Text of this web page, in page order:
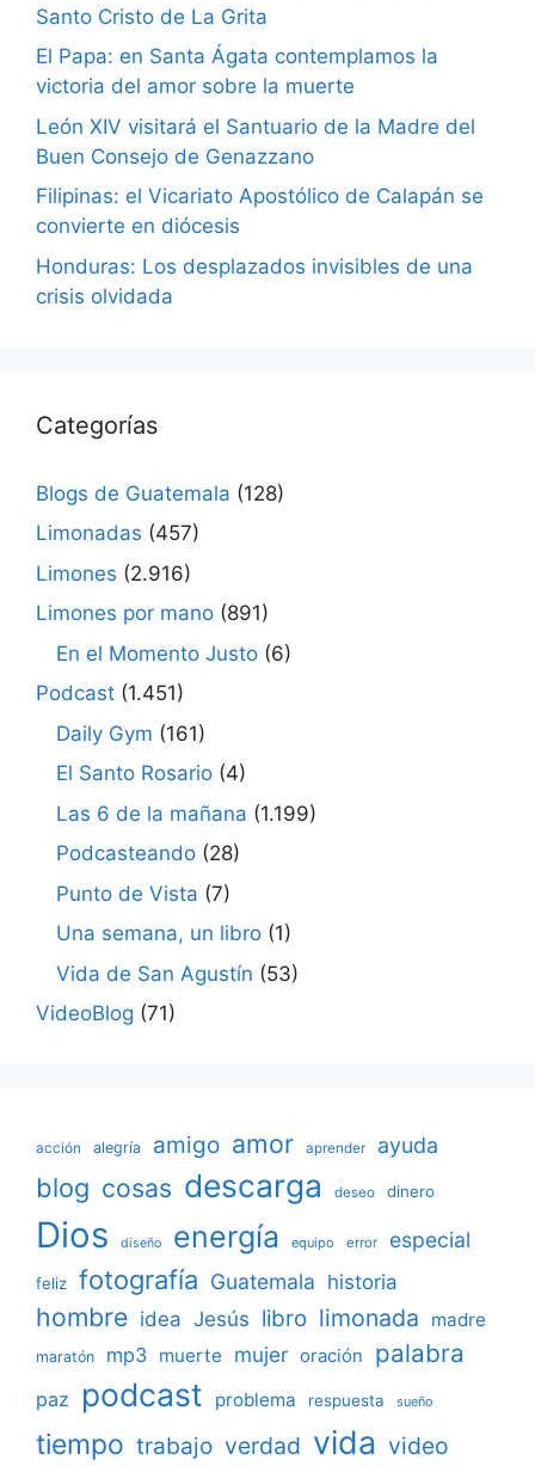
Santo Cristo de La Grita
El Papa: en Santa Ágata contemplamos la
victoria del amor sobre la muerte
León XIV visitará el Santuario de la Madre del
Buen Consejo de Genazzano
Filipinas: el Vicariato Apostólico de Calapán se
convierte en diócesis
Honduras: Los desplazados invisibles de una
crisis olvidada
Categorías
Blogs de Guatemala (128)
Limonadas (457)
Limones (2.916)
Limones por mano (891)
En el Momento Justo (6)
Podcast (1.451)
Daily Gym (161)
El Santo Rosario (4)
Las 6 de la mañana (1.199)
Podcasteando (28)
Punto de Vista (7)
Una semana, un libro (1)
Vida de San Agustín (53)
VideoBlog (71)
acción alegría amigo amor aprender ayuda
blog cosas descarga deseo dinero
Dios diseño energía equipo error especial
feliz fotografía Guatemala historia
hombre idea Jesús libro limonada madre
maratón mp3 muerte mujer oración palabra
paz podcast problema respuesta sueño
tiempo trabajo verdad vida video